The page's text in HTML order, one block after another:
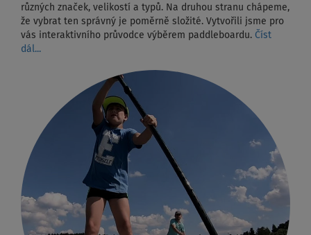
různých značek, velikostí a typů. Na druhou stranu chápeme,
že vybrat ten správný je poměrně složité. Vytvořili jsme pro
vás interaktivního průvodce výběrem paddleboardu. Číst
dál...